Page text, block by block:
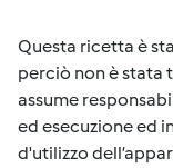
Questa ricetta è
perciò non è stata
assume
ed esecuzione ed
d'utilizzo